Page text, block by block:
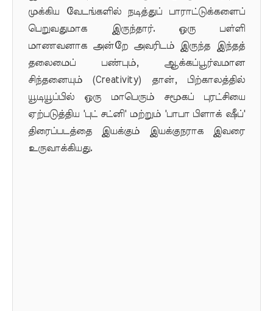
முக்கிய வேடங்களில் நடித்துப் பாராட்டுக்களைப்
பெறுவதுமாக இருந்தார். ஒரு பள்ளி
மாணவனாக அன்றே அவரிடம் இருந்த இந்தத்
தலைமைப் பண்பும், ஆக்கப்பூர்வமான
சிந்தனையும் (Creativity) தான், பிற்காலத்தில்
யூடியூப்பில் ஒரு மாபெரும் சமூகப் புரட்சியை
ஏற்படுத்திய 'புட் சட்னி' மற்றும் 'பாபா பிளாக் ஷீப்'
திரைப்படத்தை இயக்கும் இயக்குநராக இவரை
உருவாக்கியது.